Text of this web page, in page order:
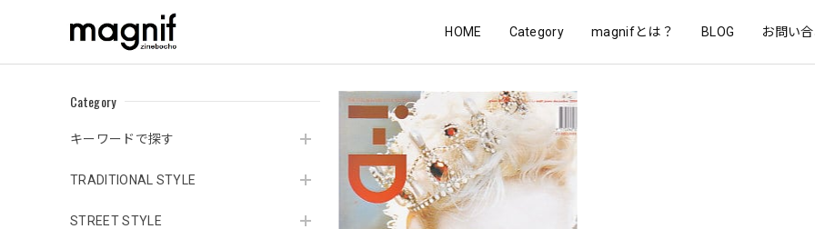
HOME Category magnifとは？ BLOG お問い
Category
キーワードで探す
TRADITIONAL STYLE
STREET STYLE